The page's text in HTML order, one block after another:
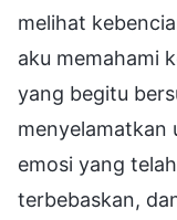
melihat
aku memahami
yang begitu
menyelamatkan
emosi yang
terbebaskan,